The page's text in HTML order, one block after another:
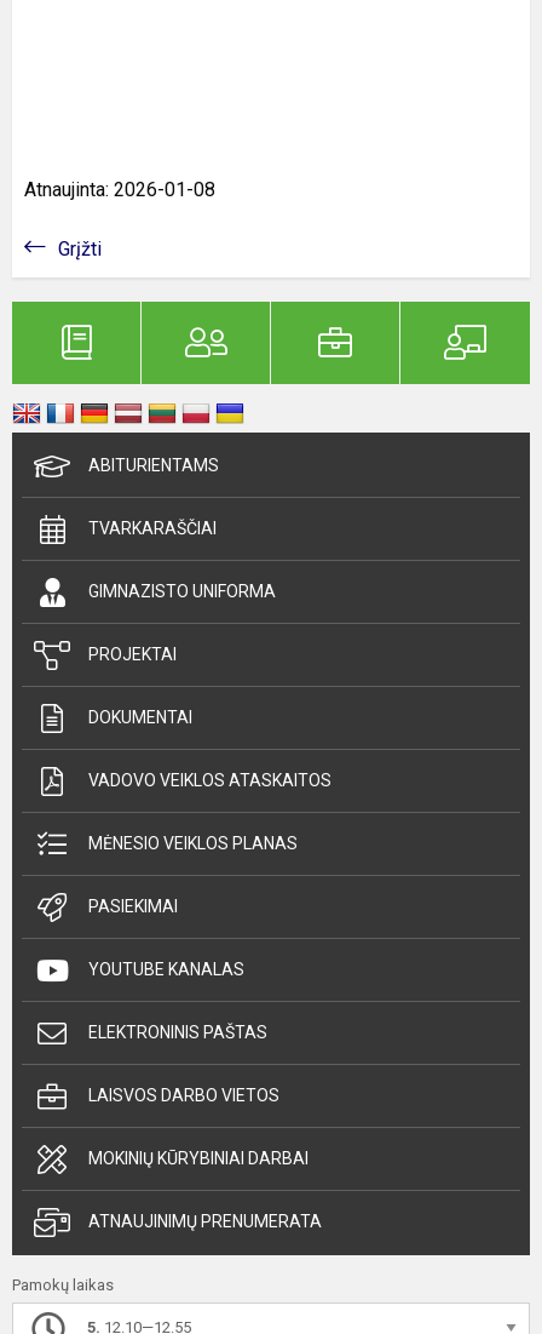
Atnaujinta: 2026-01-08
Grįžti
ABITURIENTAMS
TVARKARAŠČIAI
GIMNAZISTO UNIFORMA
PROJEKTAI
DOKUMENTAI
VADOVO VEIKLOS ATASKAITOS
MĖNESIO VEIKLOS PLANAS
PASIEKIMAI
YOUTUBE KANALAS
ELEKTRONINIS PAŠTAS
LAISVOS DARBO VIETOS
MOKINIŲ KŪRYBINIAI DARBAI
ATNAUJINIMŲ PRENUMERATA
Pamokų laikas
5. 12.10—12.55